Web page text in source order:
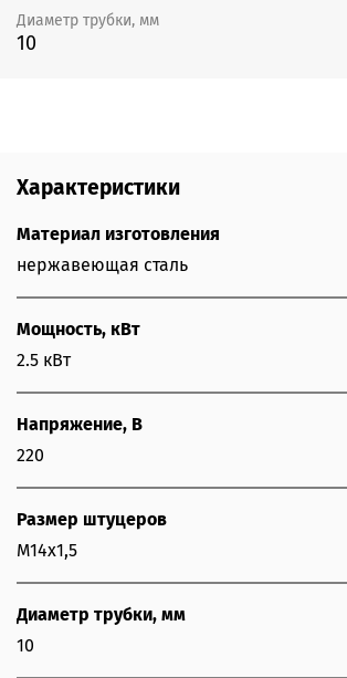
Диаметр трубки, мм
10
Характеристики
Материал изготовления
нержавеющая сталь
Мощность, кВт
2.5 кВт
Напряжение, В
220
Размер штуцеров
М14х1,5
Диаметр трубки, мм
10